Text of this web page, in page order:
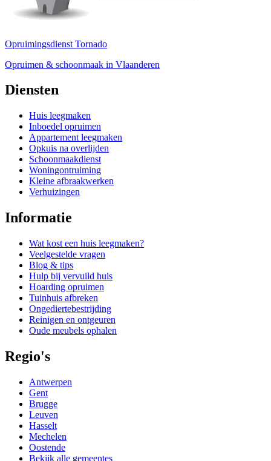
Opruimingsdienst Tornado
Opruimen & schoonmaak in Vlaanderen
Diensten
Huis leegmaken
Inboedel opruimen
Appartement leegmaken
Opkuis na overlijden
Schoonmaakdienst
Woningontruiming
Kleine afbraakwerken
Verhuizingen
Informatie
Wat kost een huis leegmaken?
Veelgestelde vragen
Blog & tips
Hulp bij vervuild huis
Hoarding opruimen
Tuinhuis afbreken
Ongediertebestrijding
Reinigen en ontgeuren
Oude meubels ophalen
Regio's
Antwerpen
Gent
Brugge
Leuven
Hasselt
Mechelen
Oostende
Bekijk alle gemeentes